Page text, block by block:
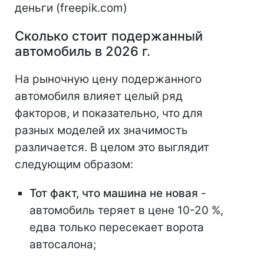
деньги (freepik.com)
Сколько стоит подержанный
автомобиль в 2026 г.
На рыночную цену подержанного
автомобиля влияет целый ряд
факторов, и показательно, что для
разных моделей их значимость
различается. В целом это выглядит
следующим образом:
Тот факт, что машина не новая -
автомобиль теряет в цене 10-20 %,
едва только пересекает ворота
автосалона;